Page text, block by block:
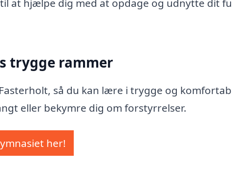
at hjælpe dig med at opdage og udnytte dit
trygge rammer
så du kan lære i trygge og
eller bekymre dig om forstyrrelser.
her!